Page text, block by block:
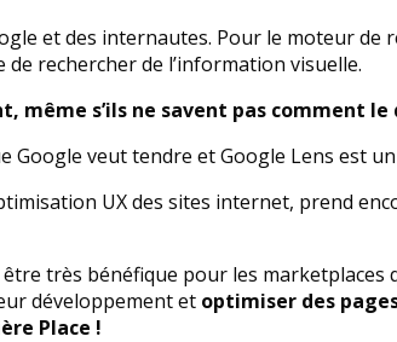
et des internautes. Pour le moteur
rechercher de l’information visuelle.
même s’ils ne savent pas comment le
Google veut tendre et Google Lens est
UX des sites internet, prend
être très bénéfique pour les
développement et optimiser des
Place !